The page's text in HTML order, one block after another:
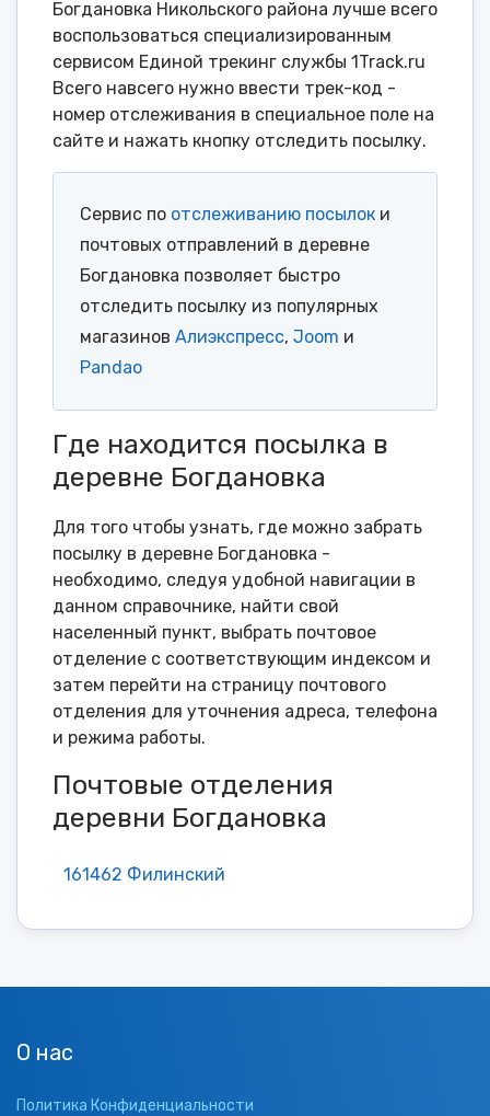
Богдановка Никольского района лучше всего
воспользоваться специализированным
сервисом Единой трекинг службы 1Track.ru
Всего навсего нужно ввести трек-код -
номер отслеживания в специальное поле на
сайте и нажать кнопку отследить посылку.
Сервис по отслеживанию посылок и
почтовых отправлений в деревне
Богдановка позволяет быстро
отследить посылку из популярных
магазинов Алиэкспресс, Joom и
Pandao
Где находится посылка в
деревне Богдановка
Для того чтобы узнать, где можно забрать
посылку в деревне Богдановка -
необходимо, следуя удобной навигации в
данном справочнике, найти свой
населенный пункт, выбрать почтовое
отделение с соответствующим индексом и
затем перейти на страницу почтового
отделения для уточнения адреса, телефона
и режима работы.
Почтовые отделения
деревни Богдановка
161462 Филинский
О нас
Политика Конфиденциальности